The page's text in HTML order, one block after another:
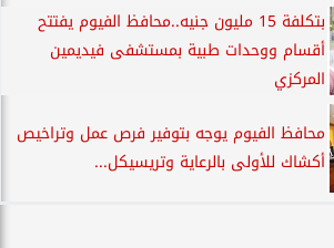
بتكلفة 15 مليون جنيه..محافظ الفيوم يفتتح
أقسام ووحدات طبية بمستشفى فيديمين
المركزي
محافظ الفيوم يوجه بتوفير فرص عمل وتراخيص
أكشاك للأولى بالرعاية وتريسيكل...